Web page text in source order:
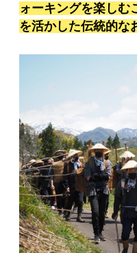
ォーキングを楽しむ
を活かした伝統的な